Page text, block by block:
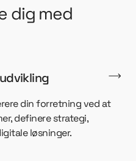
dig med
din forretning ved at
definere strategi,
løsninger.